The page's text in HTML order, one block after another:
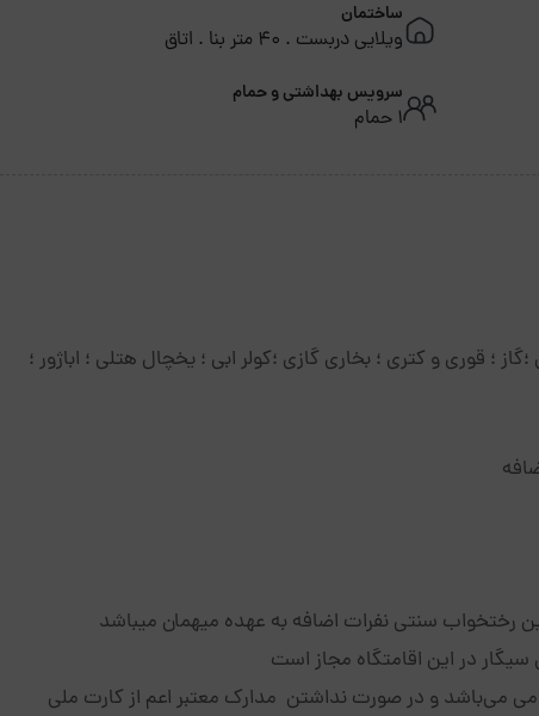
ساختمان
ویلایی دربست . 40 متر بنا . اتاق
سرویس بهداشتی و حمام
1 حمام
قوری و کتری ؛ بخاری گازی ؛کولر ابی ؛ یخچال هتلی ؛ اباژور ؛
در این اقامتگاه مجاز است
می‌باشد و در صورت نداشتن مدارک معتبر اعم از کارت ملی